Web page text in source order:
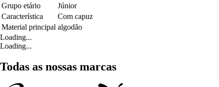
Grupo etário
Júnior
Característica
Com capuz
Material principal algodão
Loading...
Loading...
Todas as nossas marcas